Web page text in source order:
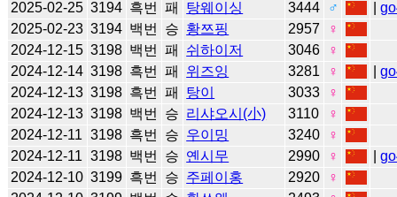
2025-02-25 3194 흑번 패 탕웨이싱 3444 ♂ |
2025-02-23 3194 백번 승 황쯔핑 2957
♀
2024-12-15 3198 백번 패 쉬하이저 3046
♀
2024-12-14 3198 흑번 패 위즈잉 3281 ♀ |
2024-12-13 3198 흑번 패 탕이 3033
♀
2024-12-13 3198 백번 승 리샤오시(小) 3110
♀
2024-12-11 3198 흑번 승 우이밍 3240
♀
2024-12-11 3198 백번 승 옌시무 2990 ♀ |
2024-12-10 3199 흑번 승 주페이홍 2920
♀